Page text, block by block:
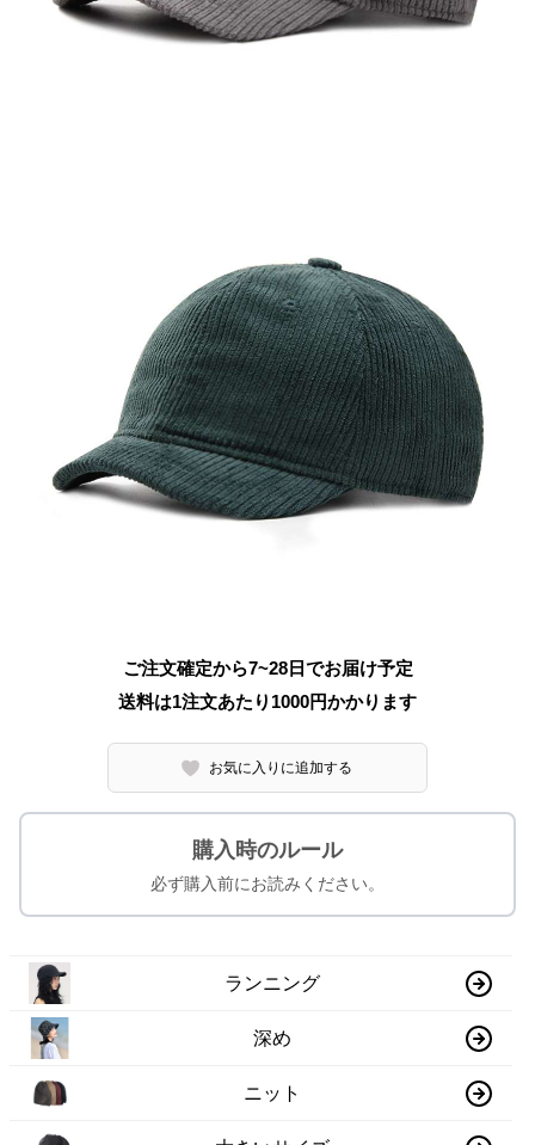
ご注文確定から7~28日でお届け予定
送料は1注文あたり 1000円かかります
お気に入りに追加する
購入時のルール
必ず購入前にお読みください。
ランニング
深め
ニット